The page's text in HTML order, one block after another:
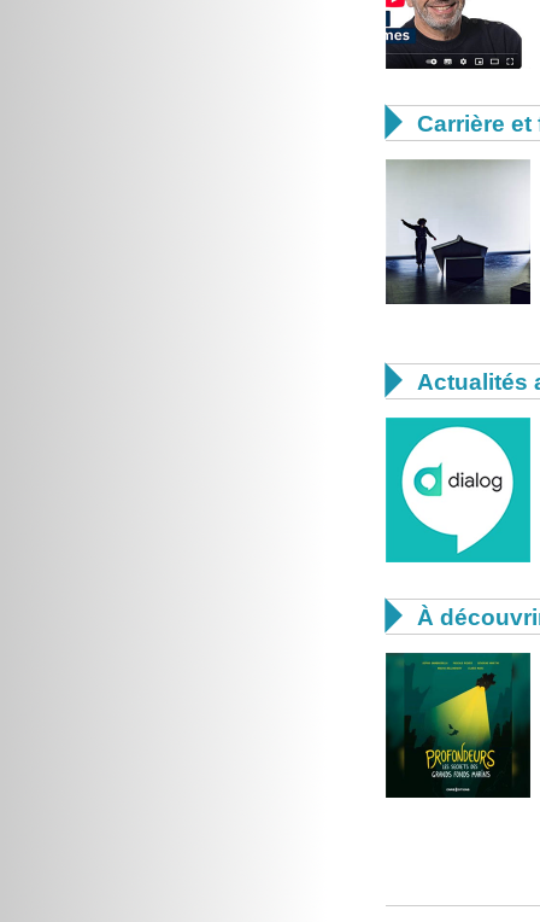
 Carrière
 Actualités
 À